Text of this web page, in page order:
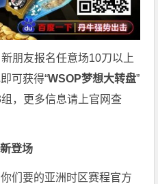
朋友报名任意场10刀以上
可获得“WSOP梦想大转盘”
，更多信息请上官网查
登场
们要的亚洲时区赛程官方